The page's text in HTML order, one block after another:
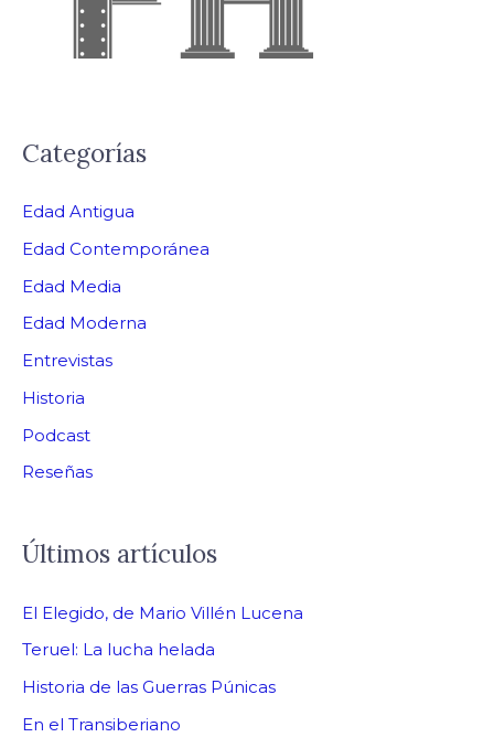
Categorías
Edad Antigua
Edad Contemporánea
Edad Media
Edad Moderna
Entrevistas
Historia
Podcast
Reseñas
Últimos artículos
El Elegido, de Mario Villén Lucena
Teruel: La lucha helada
Historia de las Guerras Púnicas
En el Transiberiano